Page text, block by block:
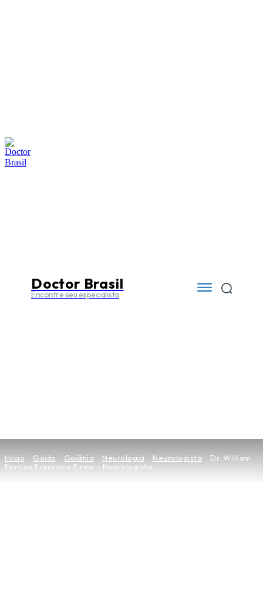
Doctor Brasil
Encontre seu especialista
Início Goiás Goiânia Neurologia Neurologista
Dr. William
Firmino Francisco Firmo - Neurologista